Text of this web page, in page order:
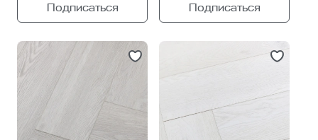
Подписаться Подписаться